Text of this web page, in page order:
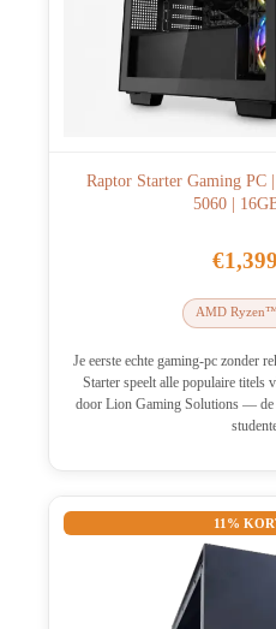
Raptor Starter Gaming PC
5060 |
€
AMD
Je eerste echte gaming-pc zonder
Starter speelt alle populaire titels
door Lion Gaming Solutions — de
11%